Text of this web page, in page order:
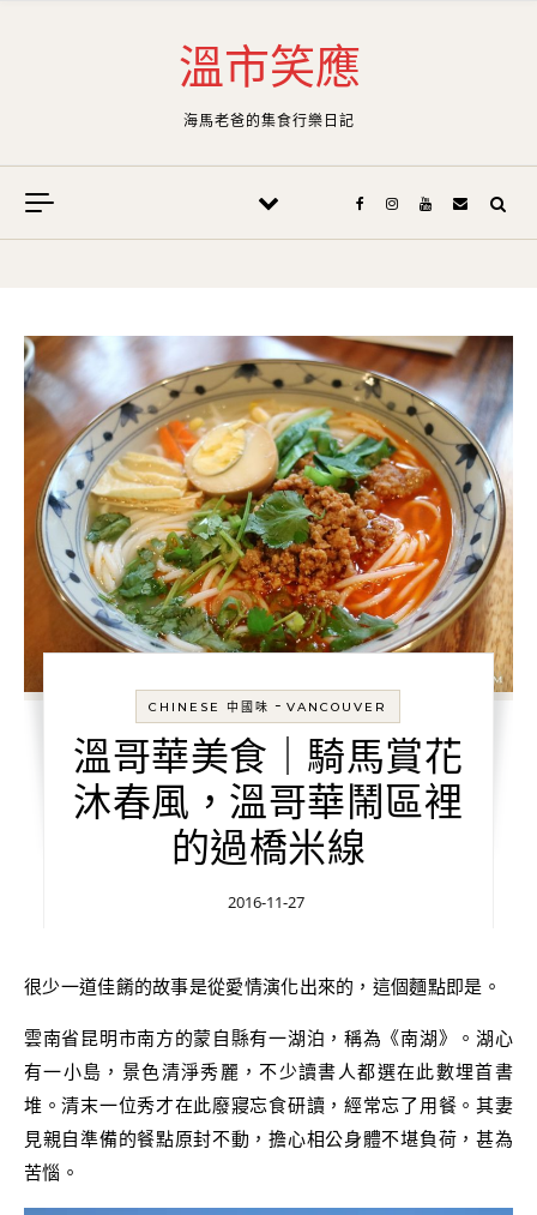
溫市笑應
海馬老爸的集食行樂日記
CHINESE 中國味 -VANCOUVER
溫哥華美食｜騎馬賞花
沐春風，溫哥華鬧區裡
的過橋米線
2016-11-27
很少一道佳餚的故事是從愛情演化出來的，這個麵點即是。
雲南省昆明市南方的蒙自縣有一湖泊，稱為《南湖》。湖心
有一小島，景色清淨秀麗，不少讀書人都選在此數埋首書
堆。清末一位秀才在此廢寢忘食研讀，經常忘了用餐。其妻
見親自準備的餐點原封不動，擔心相公身體不堪負荷，甚為
苦惱。